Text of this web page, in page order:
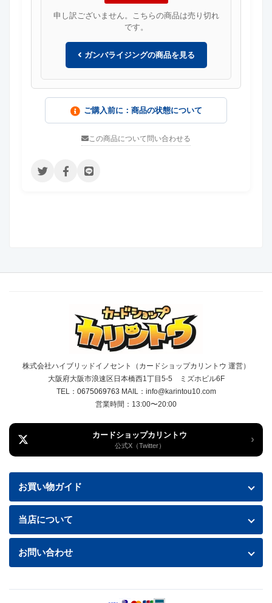
申し訳ございません。こちらの商品は売り切れ
です。
ガンバライジングの商品を見る
ご購入前に：商品の状態について
この商品について問い合わせる
株式会社ハイブリッドイノセント（カードショップカリントウ 運営）
大阪府大阪市浪速区日本橋西1丁目5-5 ミズホビル6F
TEL： 0675069763 MAIL：info@karintou10.com
営業時間：13:00〜20:00
カードショップカリントウ
公式X（Twitter） ›
お買い物ガイド
お買い物ガイド
送料・配送について
お支払い方法
当店について
特定商取引法に基づく表記
お問い合わせ